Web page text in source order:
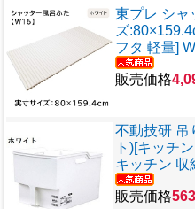
東プレ シャ
ズ
フタ 軽量]
販売価格
不動技研 吊
ト)[キッチ
キッチン 収
販売価格